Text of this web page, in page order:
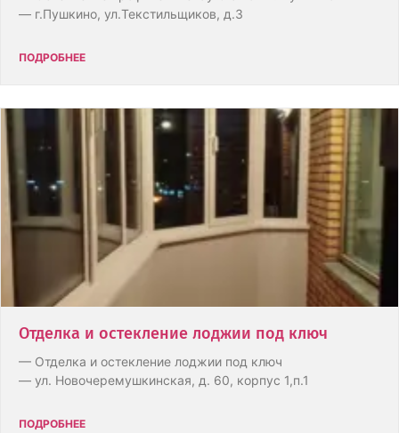
— г.Пушкино, ул.Текстильщиков, д.3
ПОДРОБНЕЕ
Отделка и остекление лоджии под ключ
— Отделка и остекление лоджии под ключ
— ул. Новочеремушкинская, д. 60, корпус 1,п.1
ПОДРОБНЕЕ